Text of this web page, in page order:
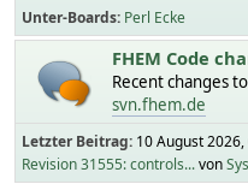
Unter-Boards Perl Ecke
FHEM Code
Recent changes
svn.fhem.de
Letzter Beitrag: 10 August
Revision 31555: controls...von